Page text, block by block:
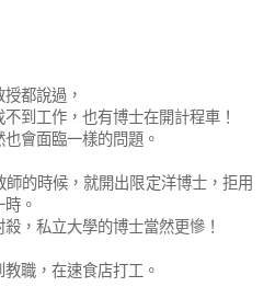
都說過，
到工作，也有博士在開計程車！
會面臨一樣的問題。
的時候，就開出限定洋博士，拒用
。
，私立大學的博士當然更慘！
職，在速食店打工。